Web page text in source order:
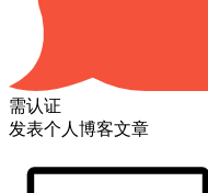
需认证
发表个人博客文章